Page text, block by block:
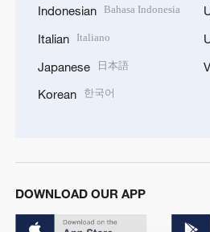
Indonesian Bahasa Indonesia
Italian Italiano
Japanese 日本語
Korean 한국어
DOWNLOAD OUR APP